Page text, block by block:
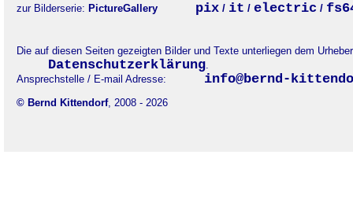
zur Bilderserie: PictureGallery pix / it / electric /
Die auf diesen Seiten gezeigten Bilder und Texte unterliegen dem
Datenschutzerklärung.
Ansprechstelle / E-mail Adresse:
info@bernd-
© Bernd Kittendorf, 2008 - 2026